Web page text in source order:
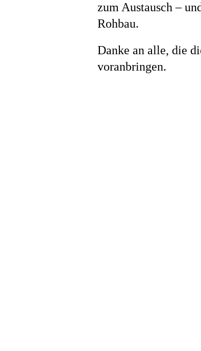
Soziales
Themen
zum Austausch –
Rohbau.
Danke an alle, die
voranbringen.